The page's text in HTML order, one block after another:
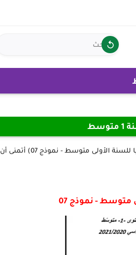
نقدم لكم أعزائنا المتابعين في هذا الموضوع (فرض الفصل الاول في التاريخ والجغرافيا للسنة الأولى متوسط - نموذج 07) أتمنى أن
متوسط - نموذج 07